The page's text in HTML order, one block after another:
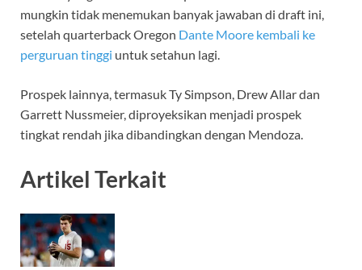
mungkin tidak menemukan banyak jawaban di draft ini,
setelah quarterback Oregon Dante Moore kembali ke
perguruan tinggi untuk setahun lagi.
Prospek lainnya, termasuk Ty Simpson, Drew Allar dan
Garrett Nussmeier, diproyeksikan menjadi prospek
tingkat rendah jika dibandingkan dengan Mendoza.
Artikel Terkait